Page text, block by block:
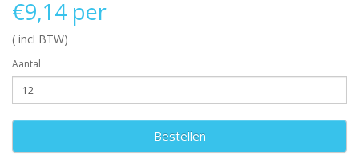
€9,14 per
( incl BTW)
Aantal
Bestellen